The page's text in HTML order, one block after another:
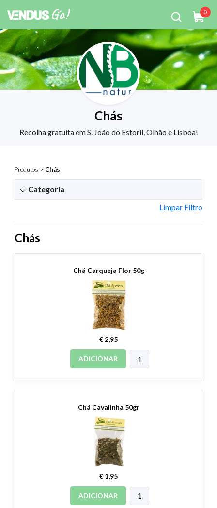
0
Chás
Recolha gratuita em S. João do Estoril, Olhão e Lisboa!
Produtos > Chás
Categoria
Limpar Filtro
Chás
Chá Carqueja Flor 50g
€ 2,95
ADICIONAR
Chá Cavalinha 50gr
€ 1,95
ADICIONAR